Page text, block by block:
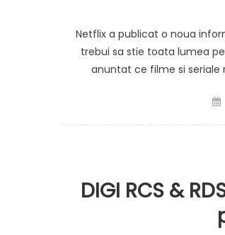
Netflix a publicat o noua
trebui sa stie toata lumea
anuntat ce filme si seriale
DIGI RCS &